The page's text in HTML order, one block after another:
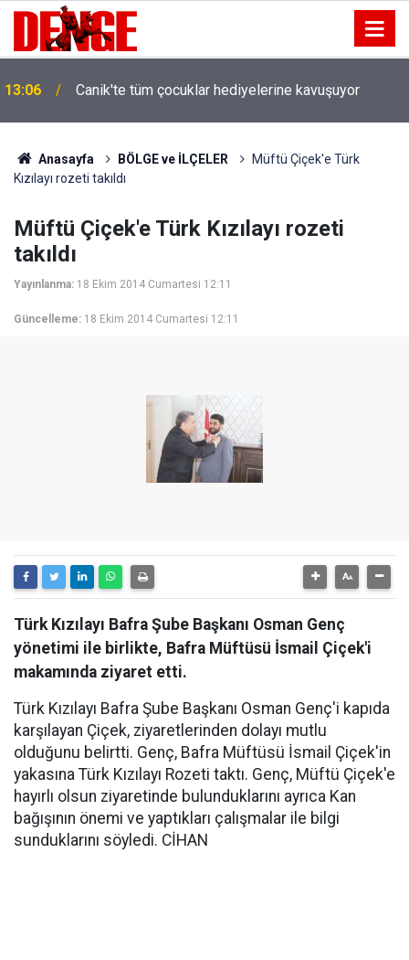
13:06 Canik'te tüm çocuklar hediyelerine kavuşuyor
Anasayfa BÖLGE ve İLÇELER
Müftü Çiçek'e Türk
Kızılayı rozeti takıldı
Müftü Çiçek'e Türk Kızılayı rozeti
takıldı
Yayınlanma: 18 Ekim 2014 Cumartesi 12:11
Güncelleme: 18 Ekim 2014 Cumartesi 12:11
Türk Kızılayı Bafra Şube Başkanı Osman Genç
yönetimi ile birlikte, Bafra Müftüsü İsmail Çiçek'i
makamında ziyaret etti.
Türk Kızılayı Bafra Şube Başkanı Osman Genç'i kapıda
karşılayan Çiçek, ziyaretlerinden dolayı mutlu
olduğunu belirtti. Genç, Bafra Müftüsü İsmail Çiçek'in
yakasına Türk Kızılayı Rozeti taktı. Genç, Müftü Çiçek'e
hayırlı olsun ziyaretinde bulunduklarını ayrıca Kan
bağışının önemi ve yaptıkları çalışmalar ile bilgi
sunduklarını söyledi. CİHAN